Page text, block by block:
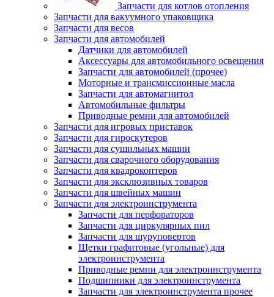
Запчасти для котлов отопления
Запчасти для вакуумного упаковщика
Запчасти для весов
Запчасти для автомобилей
Датчики для автомобилей
Аксессуары для автомобильного освещения
Запчасти для автомобилей (прочее)
Моторные и трансмиссионные масла
Запчасти для автомагнитол
Автомобильные фильтры
Приводные ремни для автомобилей
Запчасти для игровых приставок
Запчасти для гироскутеров
Запчасти для сушильных машин
Запчасти для сварочного оборудования
Запчасти для квадрокоптеров
Запчасти для эксклюзивных товаров
Запчасти для швейных машин
Запчасти для электроинструмента
Запчасти для перфораторов
Запчасти для циркулярных пил
Запчасти для шуруповертов
Щетки графитовые (угольные) для
электроинструмента
Приводные ремни для электроинструмента
Подшипники для электроинструмента
Запчасти для электроинструмента прочее